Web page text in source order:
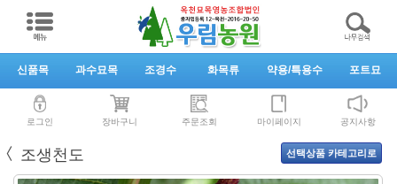
신품목 과수묘목 조경수 화목류 약용/특용수 포트묘
로그인 장바구니 주문조회 마이페이지 공지사항
〈 조생천도